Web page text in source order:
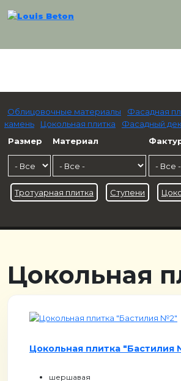
Облицовочные материалы Фасадная
камень
Цокольная плитка
Фасадный
Размер
Материал
Тротуарная плитка Ступени
Цокольная
Цокольная плитка "Бастилия
шершавая